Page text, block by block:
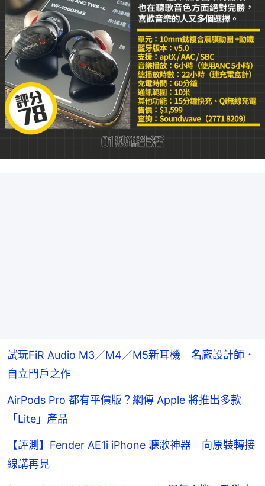
試玩FiR Audio M3／M4／M5新耳機 名廠設計師．
自立門戶之作
AirPods Pro 都有平價版？網傳 Apple 將推出多款
「Lite」產品
【評測】Fender AE1i iPhone 聽歌神器 向原裝轉接
線講再見